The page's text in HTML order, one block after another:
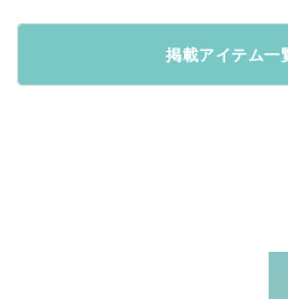
掲載アイテム一